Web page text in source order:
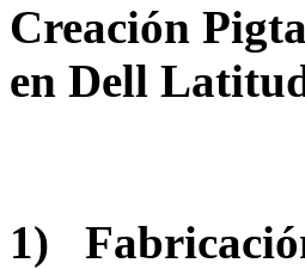
Creación
en Dell
1)